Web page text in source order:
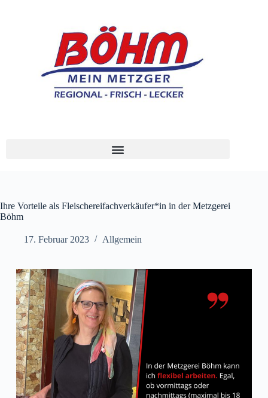
Ihre Vorteile als Fleischereifachverkäufer*in in der Metzgerei
Böhm
17. Februar 2023 Allgemein